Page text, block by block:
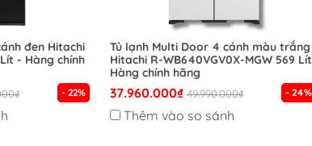
Tủ lạnh HOÀ PHÁT
Máy giặt HOÀ PHÁT
Đồ gia dụng HOÀ PHÁT
đen Hitachi
- Hàng chính
- 22%
Tủ lạnh Multi Door 4 cánh màu trắng
Hitachi R-WB640VGV0X-MGW 569
Hàng chính hãng
37.960.000₫ 49.990.000₫ - 24%
Thêm vào so sánh